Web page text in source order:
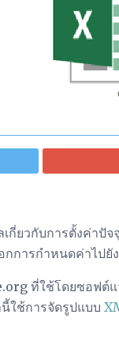
กี่ยวกับการตั้งค่าปั
การกำหนดค่าไปยั
ที่ใช้โดยซอฟต์
ใช้การจัดรูปแบบ